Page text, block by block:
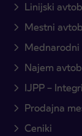
Linijski
Mestni
Mednarodni
Najem
IJPP –
Prodajna
Ceniki